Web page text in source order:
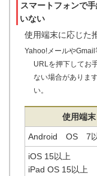
スマートフォンで
いない
使用端末に応じた
Yahoo!メールや
URLを押下してお
ない場合がありま
い。
使用端末
Android OS 7
iOS 15以上
iPad OS 15以上